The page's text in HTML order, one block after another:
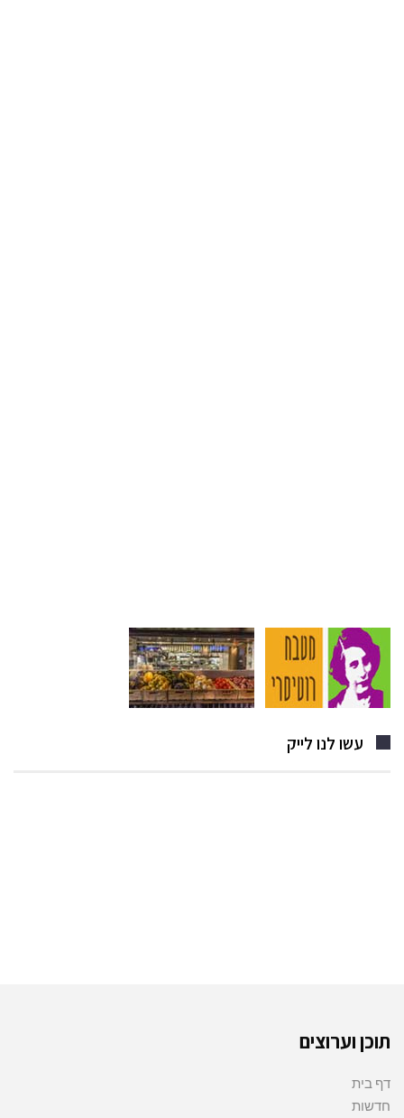
עשו לנו לייק
תוכן וערוצים
דף בית
חדשות